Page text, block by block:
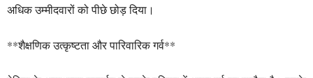
अधिक उम्मीदवारों को पीछे छोड़ दिया।
**शैक्षणिक उत्कृष्टता और पारिवारिक गर्व**